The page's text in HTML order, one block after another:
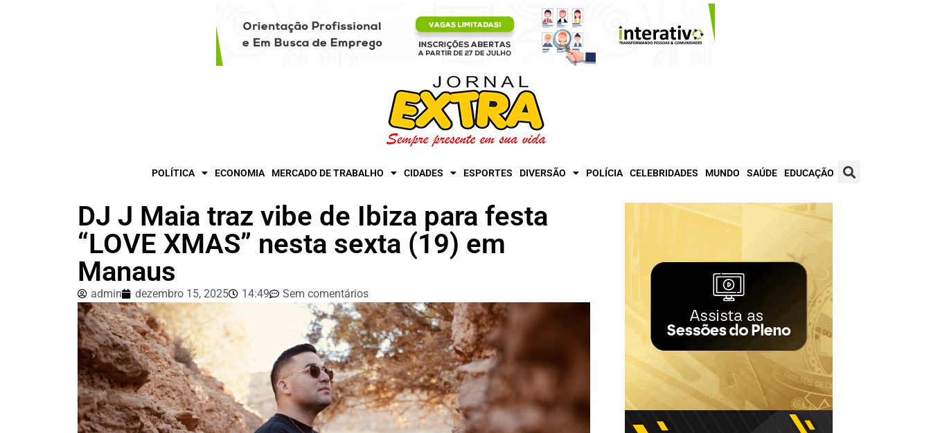
POLÍTICA ECONOMIA MERCADO DE TRABALHO CIDADES ESPORTES DIVERSÃO POLÍCIA CELEBRIDADES MUNDO SAÚDE EDUCAÇÃO
DJ J Maia traz vibe de Ibiza para festa
“LOVE XMAS” nesta sexta (19) em
Manaus
admin dezembro 15, 2025 14:49 Sem comentários